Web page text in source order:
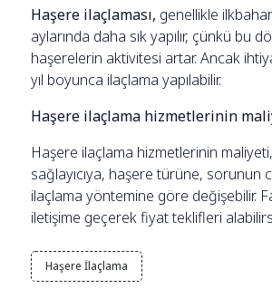
Haşere ilaçlaması, genellikle
aylarında daha sık yapılır, çünkü bu
haşerelerin aktivitesi artar. Ancak
yıl boyunca ilaçlama yapılabilir.
Haşere ilaçlama hizmetlerinin
Haşere ilaçlama hizmetlerinin
sağlayıcıya, haşere türüne, sorunun
ilaçlama yöntemine göre değişebilir.
iletişime geçerek fiyat teklifleri
Haşere İlaçlama